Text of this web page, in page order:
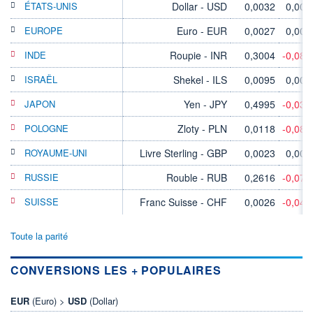
ÉTATS-UNIS Dollar - USD 0,0032 0,00%
EUROPE Euro - EUR 0,0027 0,00%
INDE Roupie - INR 0,3004 -0,08%
ISRAËL Shekel - ILS 0,0095 0,00%
JAPON Yen - JPY 0,4995 -0,03%
POLOGNE Zloty - PLN 0,0118 -0,08%
ROYAUME-UNI Livre Sterling - GBP 0,0023 0,00%
RUSSIE Rouble - RUB 0,2616 -0,07%
SUISSE Franc Suisse - CHF 0,0026 -0,04%
Toute la parité
CONVERSIONS LES + POPULAIRES
EUR (Euro) > USD (Dollar)